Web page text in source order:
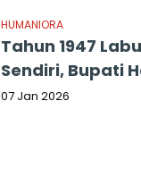
HUMANIORA
Tahun 1947
Sendiri, Bupati
07 Jan 2026